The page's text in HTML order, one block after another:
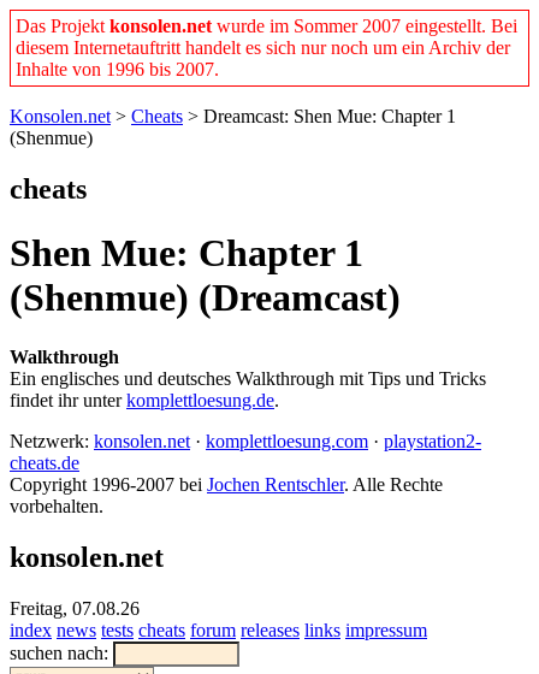
Das Projekt konsolen.net wurde im Sommer 2007 eingestellt. Bei
diesem Internetauftritt handelt es sich nur noch um ein Archiv der
Inhalte von 1996 bis 2007.
Konsolen.net > Cheats > Dreamcast: Shen Mue: Chapter 1
(Shenmue)
cheats
Shen Mue: Chapter 1
(Shenmue) (Dreamcast)
Walkthrough
Ein englisches und deutsches Walkthrough mit Tips und Tricks
findet ihr unterkomplettloesung.de.
Netzwerk: konsolen.net · komplettloesung.com · playstation2-
cheats.de
Copyright 1996-2007 bei Jochen Rentschler. Alle Rechte
vorbehalten.
konsolen.net
Freitag, 07.08.26
index news tests cheats forum releases links impressum
suchen nach: